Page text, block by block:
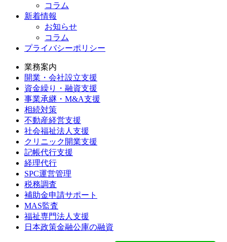
コラム
新着情報
お知らせ
コラム
プライバシーポリシー
業務案内
開業・会社設立支援
資金繰り・融資支援
事業承継・M&A支援
相続対策
不動産経営支援
社会福祉法人支援
クリニック開業支援
記帳代行支援
経理代行
SPC運営管理
税務調査
補助金申請サポート
MAS監査
福祉専門法人支援
日本政策金融公庫の融資